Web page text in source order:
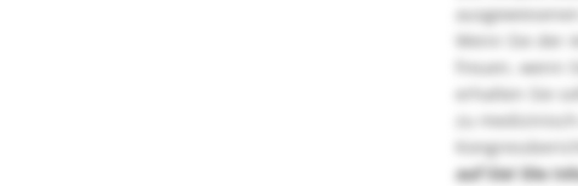
Wenn Sie der
freuen, wenn
erhalten Sie
zu
auf Sie! Die